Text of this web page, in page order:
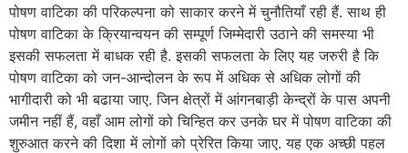
पोषण वाटिका की परिकल्पना को साकार करने में चुनौतियाँ रही हैं. साथ ही
पोषण वाटिका के क्रियान्वयन की सम्पूर्ण जिम्मेदारी उठाने की समस्या भी
इसकी सफलता में बाधक रही है. इसकी सफलता के लिए यह जरुरी है कि
पोषण वाटिका को जन-आन्दोलन के रूप में अधिक से अधिक लोगों की
भागीदारी को भी बढाया जाए. जिन क्षेत्रों में आंगनबाड़ी केन्द्रों के पास अपनी
जमीन नहीं हैं, वहाँ आम लोगों को चिन्हित कर उनके घर में पोषण वाटिका की
शुरुआत करने की दिशा में लोगों को प्रेरित किया जाए. यह एक अच्छी पहल